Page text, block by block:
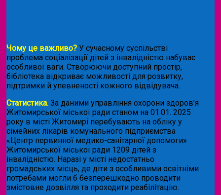
Чому це важливо? У сучасному суспільстві
проблема соціалізації дітей з інвалідністю набуває
особливої ваги. Створюючи доступний простір,
бібліотека відкриває можливості для розвитку,
підтримки й упевненості кожного відвідувача.
Статистика. За даними управління охорони здоров’я
Житомирської міської ради станом на 01.01. 2025
року в місті Житомирі перебувають на обліку у
сімейних лікарів комунального підприємства
«Центр первинної медико-санітарної допомоги»
Житомирської міської ради 1209 дітей з
інвалідністю. Наразі у місті недостатньо
громадських місць, де діти з особливими освітніми
потребами могли б безперешкодно проводити
змістовне дозвілля та проходити реабілітацію.